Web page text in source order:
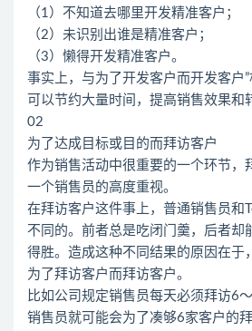
（1）不知道去哪里开发精准客户；
（2）未识别出谁是精准客户；
（3）懒得开发精准客户。
事实上，与为了开发客户而开发客户
可以节约大量时间，提高销售效果和
02
为了达成目标或目的而拜访客户
作为销售活动中很重要的一个环节，
一个销售员的高度重视。
在拜访客户这件事上，普通销售员和
不同的。前者总是吃闭门羹，后者却
得胜。造成这种不同结果的原因在于
为了拜访客户而拜访客户。
比如公司规定销售员每天必须拜访6
销售员就可能会为了凑够6家客户的